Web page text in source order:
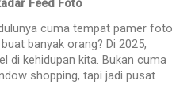
Feed Foto
cuma tempat pamer foto
banyak orang? Di 2025,
di kehidupan kita. Bukan cuma
shopping, tapi jadi pusat